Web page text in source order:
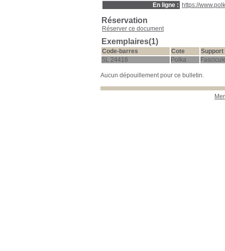
En ligne :
https://
Réservation
Réserver ce document
Exemplaires(1)
Code-barres Cote
Support
SL 24416
Polka
Aucun dépouillement pour ce bulletin.